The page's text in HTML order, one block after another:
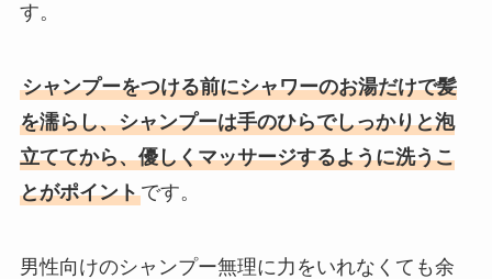
す。
シャンプーをつける前にシャワーのお湯だけで髪
を濡らし、シャンプーは手のひらでしっかりと泡
立ててから、優しくマッサージするように洗うこ
とがポイントです。
男性向けのシャンプー無理に力をいれなくても余